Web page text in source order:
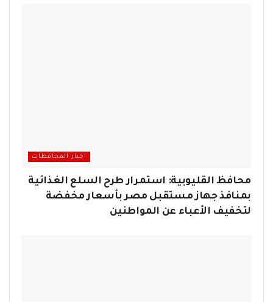
اخبار المحافظات
محافظ القليوبية: استمرار طرح السلع الغذائية
بمنافذ جهاز مستقبل مصر بأسعار مخفضة
لتخفيف الأعباء عن المواطنين